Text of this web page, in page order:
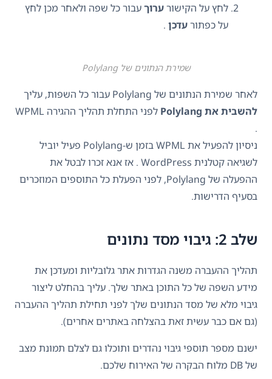
לחץ על הקישורערוךעבור כל שפה ולאחר מכן לחץ
על כפתורעדכן .
שמירת הנתונים של Polylang
לאחר שמירת הנתונים של Polylang עבור כל השפות, עליך
להשבית את Polylang
לפני התחלת תהליך ההגירה WPML
.
ניסיון להפעיל את WPML בזמן ש-Polylang פעיל יוביל
לשגיאה קטלנית WordPress . אז אנא זכרו לבטל את
ההפעלה של Polylang, לפני הפעלת כל התוספים המוזכרים
בסעיף הדרישות.
שלב 2: גיבוי מסד נתונים
תהליך ההעברה משנה הגדרות אתר גלובליות ומעדכן את
מידע השפה של כל התוכן באתר שלך. עליך בהחלט ליצור
גיבוי מלא של מסד הנתונים שלך לפני תחילת תהליך ההעברה
(גם אם כבר עשית זאת בהצלחה באתרים אחרים).
ישנם מספר תוספי גיבוי נהדרים ותוכלו גם לצלם תמונת מצב
של DB מלוח הבקרה של האירוח שלכם.